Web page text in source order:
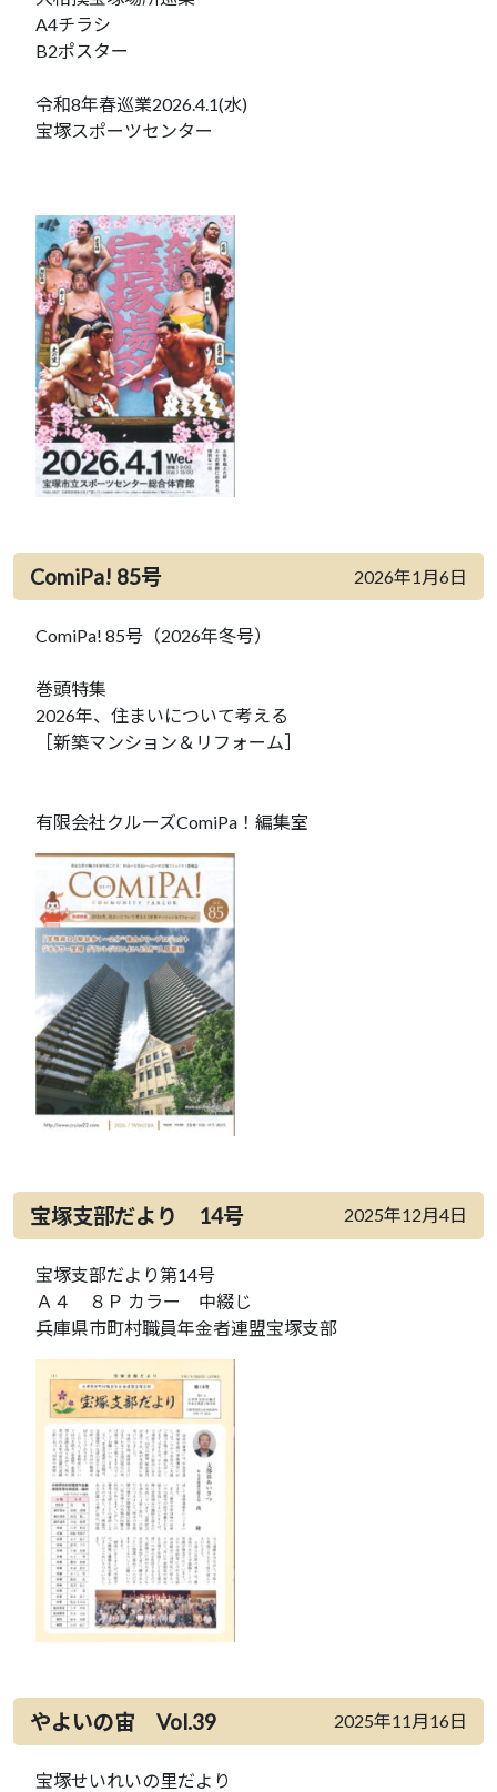
A4チラシ
B2ポスター
令和8年春巡業2026.4.1(水)
宝塚スポーツセンター
ComiPa! 85号 2026年1月6日
ComiPa! 85号（2026年冬号）
巻頭特集
2026年、住まいについて考える
［新築マンション＆リフォーム］
有限会社クルーズComiPa！編集室
宝塚支部だより 14号 2025年12月4日
宝塚支部だより第14号
Ａ４ ８Ｐ カラー 中綴じ
兵庫県市町村職員年金者連盟宝塚支部
やよいの宙 Vol.39 2025年11月16日
宝塚せいれいの里だより